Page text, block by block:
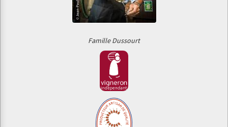
Famille Dussourt